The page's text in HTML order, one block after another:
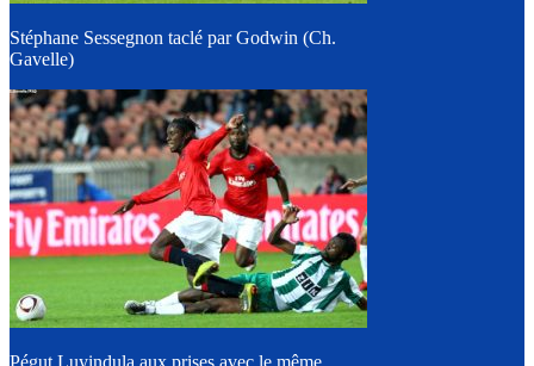
Stéphane Sessegnon taclé par Godwin (Ch.
Gavelle)
Pégut Luyindula aux prises avec le même